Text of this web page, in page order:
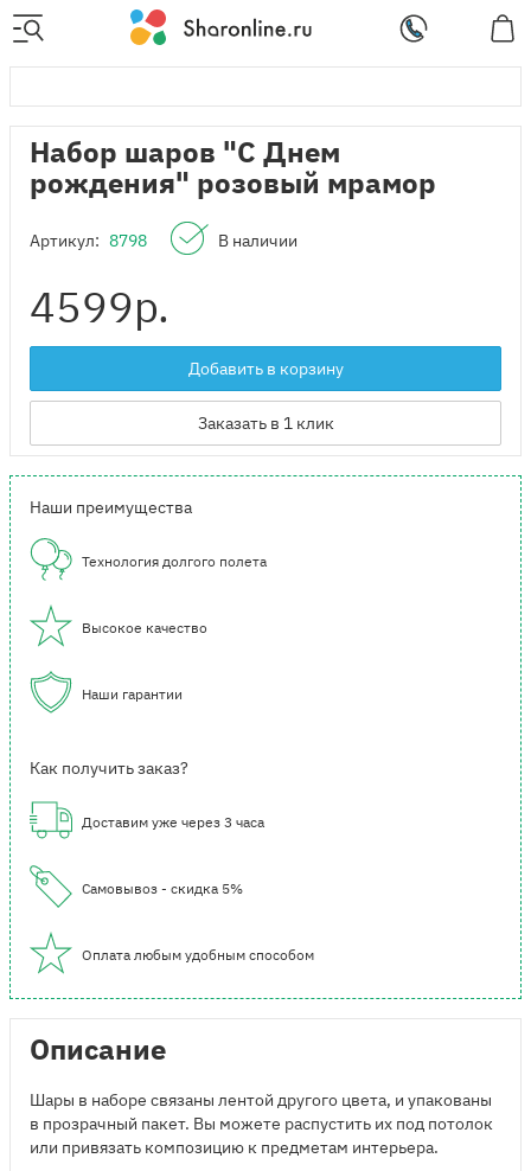
Набор шаров "С Днем
рождения" розовый мрамор
Артикул: 8798 В наличии
4599р.
Добавить в корзину
Заказать в 1 клик
Наши преимущества
Технология долгого полета
Высокое качество
Наши гарантии
Как получить заказ?
Доставим уже через 3 часа
Самовывоз - скидка 5%
Оплата любым удобным способом
Описание
Шары в наборе связаны лентой другого цвета, и упакованы
в прозрачный пакет. Вы можете распустить их под потолок
или привязать композицию к предметам интерьера.